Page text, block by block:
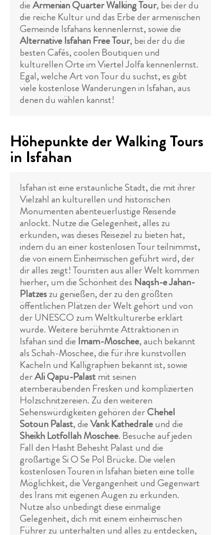
dieArmenian Quarter Walking Tour, bei der du
die reiche Kultur und das Erbe der armenischen
Gemeinde Isfahans kennenlernst, sowie die
Alternative Isfahan Free Tour, bei der du die
besten Cafés, coolen Boutiquen und
kulturellen Orte im Viertel Jolfa kennenlernst.
Egal, welche Art von Tour du suchst, es gibt
viele kostenlose Wanderungen in Isfahan, aus
denen du wählen kannst!
Höhepunkte der Walking Tours
in Isfahan
Isfahan ist eine erstaunliche Stadt, die mit ihrer
Vielzahl an kulturellen und historischen
Monumenten abenteuerlustige Reisende
anlockt. Nutze die Gelegenheit, alles zu
erkunden, was dieses Reiseziel zu bieten hat,
indem du an einer kostenlosen Tour teilnimmst,
die von einem Einheimischen geführt wird, der
dir alles zeigt! Touristen aus aller Welt kommen
hierher, um die Schönheit des Naqsh-e Jahan-
Platzeszu genießen, der zu den größten
öffentlichen Plätzen der Welt gehört und von
der UNESCO zum Weltkulturerbe erklärt
wurde. Weitere berühmte Attraktionen in
Isfahan sind die Imam-Moschee, auch bekannt
als Schah-Moschee, die für ihre kunstvollen
Kacheln und Kalligraphien bekannt ist, sowie
derAli Qapu-Palastmit seinen
atemberaubenden Fresken und komplizierten
Holzschnitzereien. Zu den weiteren
Sehenswürdigkeiten gehören derChehel
Sotoun Palast, dieVank Kathedraleund die
Sheikh Lotfollah Moschee. Besuche auf jeden
Fall den Hasht Behesht Palast und die
großartige Si O Se Pol Brücke. Die vielen
kostenlosen Touren in Isfahan bieten eine tolle
Möglichkeit, die Vergangenheit und Gegenwart
des Irans mit eigenen Augen zu erkunden.
Nutze also unbedingt diese einmalige
Gelegenheit, dich mit einem einheimischen
Führer zu unterhalten und alles zu entdecken,